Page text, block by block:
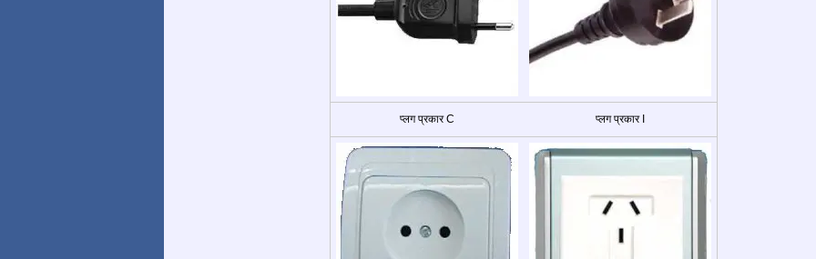
प्लग प्रकार C प्लग प्रकार I